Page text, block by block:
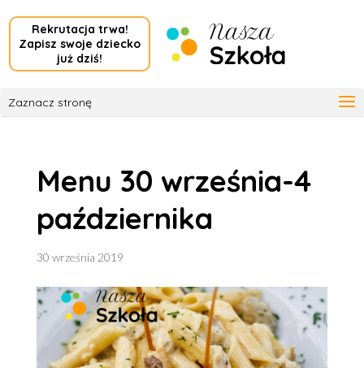
Rekrutacja trwa!
Zapisz swoje dziecko
już dziś!
Zaznacz stronę
Menu 30 września-4
października
30 września 2019